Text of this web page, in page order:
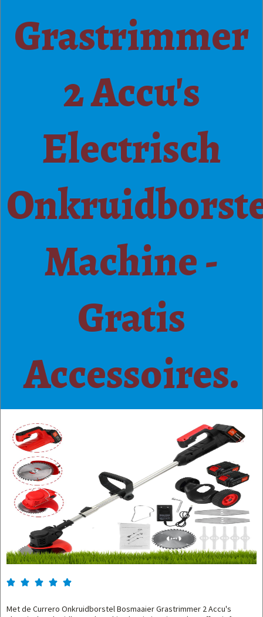
Grastrimmer
2 Accu's
Electrisch
Machine -
Gratis
Accessoires.
    
Met de Currero Onkruidborstel Bosmaaier Grastrimmer 2 Accu's